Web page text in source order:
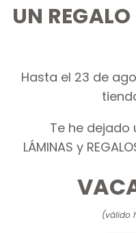
UN
Hasta el 23 de
Te he dejado
LÁMINAS y
(válido